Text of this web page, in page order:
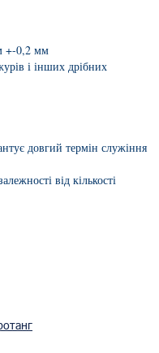
+-0,2 мм
і інших дрібних
довгий термін служіння
від кількості